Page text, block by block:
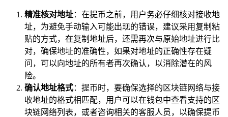
精准核对地址：在提币之前，用户务必仔细核对接收地
址，为避免手动输入可能出现的错误，建议采用复制粘
贴的方式，在复制地址后，还需再次与原始地址进行比
对，确保地址的准确性，如果对地址的正确性存在疑
问，可以向地址的所有者再次确认，以消除潜在的风
险。
确认地址格式：提币时，要确保选择的区块链网络与接
收地址的格式相匹配，用户可以在钱包中查看支持的区
块链网络列表，或者咨询相关的客服人员，以确保提币